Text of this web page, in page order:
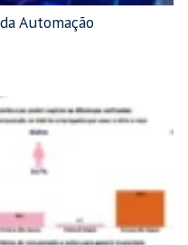
Automação